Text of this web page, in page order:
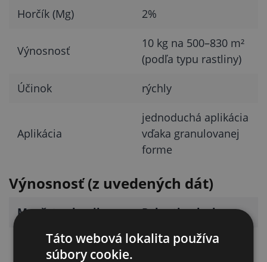
Horčík (Mg) 2%
Výnosnosť
10 kg na 500–830 m²
(podľa typu rastliny)
Účinok rýchly
Aplikácia
jednoduchá aplikácia
vďaka granulovanej
forme
Výnosnosť (z uvedených dát)
Množstvo hnojiva Pokrytie plochy
500–830 m² (podľa
Táto webová lokalita používa
súbory cookie.